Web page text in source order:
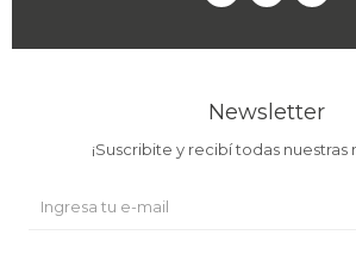
Newsletter
¡Suscribite y recibí todas nuestras